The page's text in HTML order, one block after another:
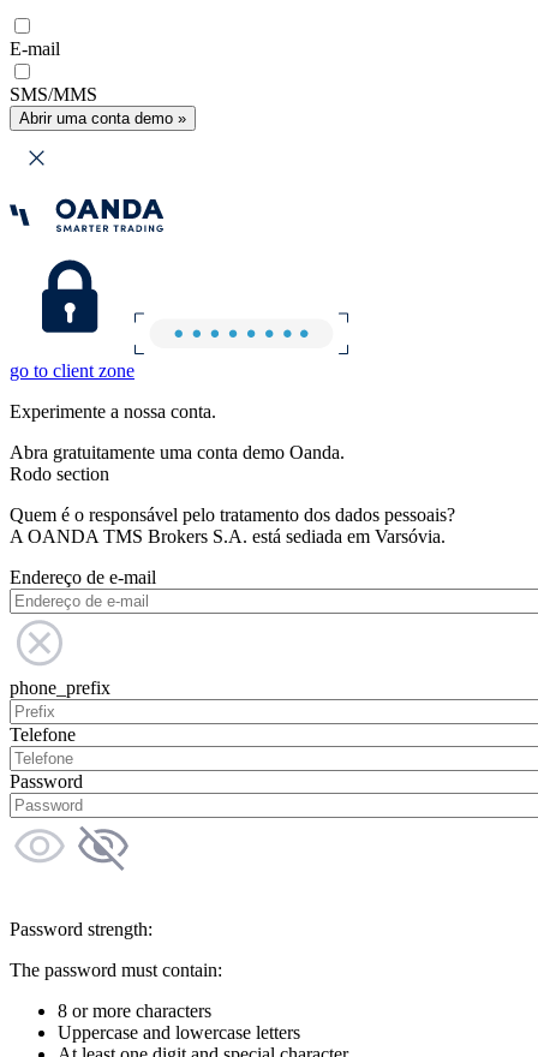
E-mail
SMS/MMS
Abrir uma conta demo »
go to client zone
Experimente a nossa conta.
Abra gratuitamente uma conta demo Oanda.
Rodo section
Quem é o responsável pelo tratamento dos dados pessoais?
A OANDA TMS Brokers S.A. está sediada em Varsóvia.
Endereço de e-mail
phone_prefix
Telefone
Password
Password strength:
The password must contain:
8 or more characters
Uppercase and lowercase letters